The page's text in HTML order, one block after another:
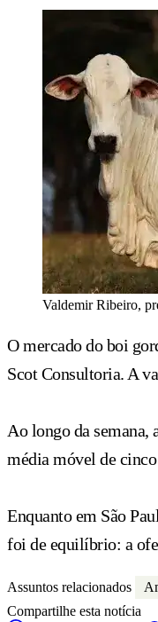
Valdemir Ribeiro,
O mercado do boi
Scot Consultoria. A
Ao longo da semana,
média móvel de
Enquanto em São
foi de equilíbrio: a
Assuntos relacionados
Compartilhe esta notícia